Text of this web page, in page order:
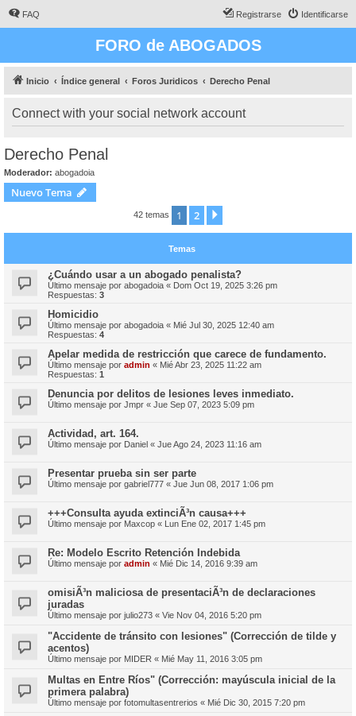
FAQ Identificarse
Registrarse
FORO de ABOGADOS
Inicio Índice general Foros Juridicos Derecho Penal
Connect with your social network account
Derecho Penal
Moderador: abogadoia
Nuevo Tema
42 temas 1 2
Temas
¿Cuándo usar a un abogado penalista?
Último mensaje por abogadoia « Dom Oct 19, 2025 3:26 pm
Respuestas: 3
Homicidio
Último mensaje por abogadoia « Mié Jul 30, 2025 12:40 am
Respuestas: 4
Apelar medida de restricción que carece de fundamento.
Último mensaje por admin « Mié Abr 23, 2025 11:22 am
Respuestas: 1
Denuncia por delitos de lesiones leves inmediato.
Último mensaje por Jmpr « Jue Sep 07, 2023 5:09 pm
Actividad, art. 164.
Último mensaje por Daniel « Jue Ago 24, 2023 11:16 am
Presentar prueba sin ser parte
Último mensaje por gabriel777 « Jue Jun 08, 2017 1:06 pm
+++Consulta ayuda extinciÃ³n causa+++
Último mensaje por Maxcop « Lun Ene 02, 2017 1:45 pm
Re: Modelo Escrito Retención Indebida
Último mensaje por admin « Mié Dic 14, 2016 9:39 am
omisiÃ³n maliciosa de presentaciÃ³n de declaraciones
juradas
Último mensaje por julio273 « Vie Nov 04, 2016 5:20 pm
"Accidente de tránsito con lesiones" (Corrección de tilde y
acentos)
Último mensaje por MIDER « Mié May 11, 2016 3:05 pm
Multas en Entre Ríos" (Corrección: mayúscula inicial de la
primera palabra)
Último mensaje por fotomultasentrerios « Mié Dic 30, 2015 7:20 pm